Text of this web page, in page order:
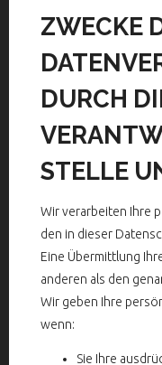
ZWECKE
DURCH
STELLE
Wir verarbeiten Ihre
den in dieser
Eine Übermittlung
anderen als den
Wir geben Ihre
wenn:
Sie Ihre